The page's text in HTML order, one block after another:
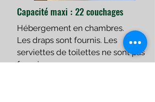
Capacité maxi : 22 couchages
Hébergement en chambres.
Les draps sont fournis. Les
serviettes de toilettes ne sont pas
fournies